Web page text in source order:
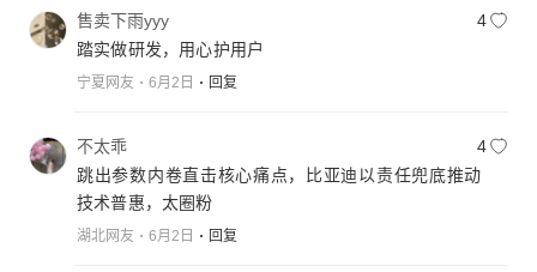
售卖下雨yyy
4
踏实做研发，用心护用户
宁夏网友 6月2日 回复
不太乖
4
跳出参数内卷直击核心痛点，比亚迪以责任兜底推动
技术普惠，太圈粉
湖北网友 6月2日 回复